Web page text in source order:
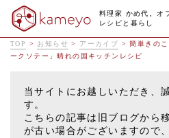
料理家 かめ代。オ
レシピと暮らし
TOP > お知らせ > アーカイブ >簡単きの
ークソテー」晴れの国キッチンレシピ
当サイトにお越しいただき、
す。
こちらの記事は旧ブログから
が古い場合がございますので